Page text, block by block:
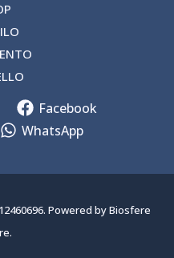
Facebook
WhatsApp
Powered by Biosfere